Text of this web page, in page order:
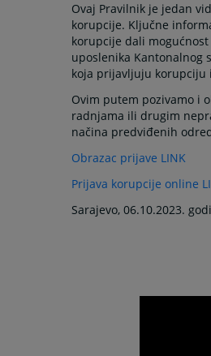
Ovaj Pravilnik je jedan
korupcije. Ključne
korupcije dali
uposlenika Kantonalnog
koja prijavljuju
Ovim putem pozivamo i
radnjama ili drugim
načina predviđenih
Obrazac prijave LINK
Prijava korupcije online
Sarajevo, 06.10.2023.